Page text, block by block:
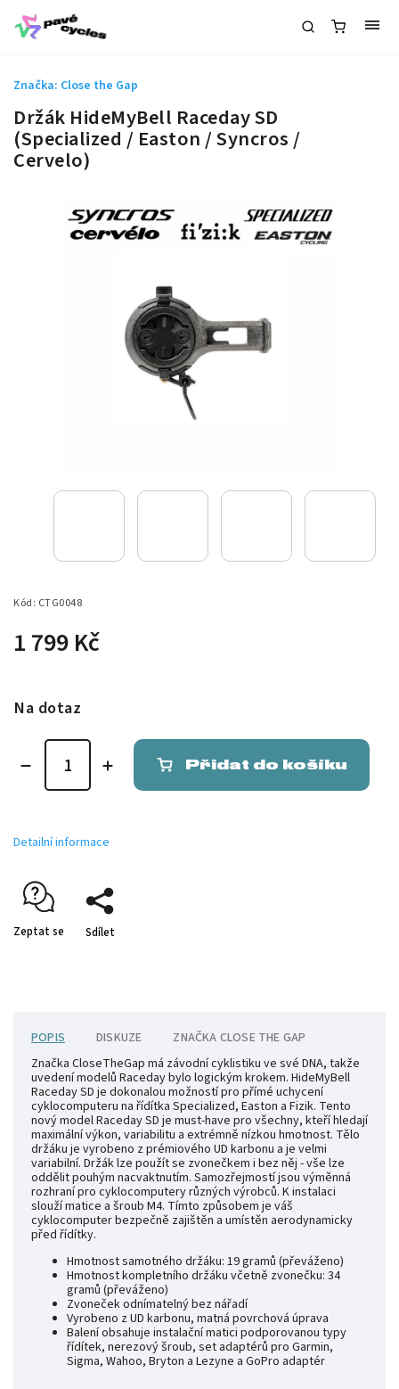
Držák HideMyBell Raceday SD
(Specialized / Easton / Syncros /
Cervelo)
Kód: CTG0048
1 799 Kč
Značka: Close the Gap
Na dotaz
Přidat do košíku
Detailní informace
Zeptat se Sdílet
POPIS DISKUZE ZNAČKA CLOSE THE GAP
Značka CloseTheGap má závodní cyklistiku ve své DNA, takže
uvedení modelů Raceday bylo logickým krokem. HideMyBell
Raceday SD je dokonalou možností pro přímé uchycení
cyklocomputeru na řídítka Specialized, Easton a Fizik. Tento
nový model Raceday SD je must-have pro všechny, kteří hledají
maximální výkon, variabilitu a extrémně nízkou hmotnost. Tělo
držáku je vyrobeno z prémiového UD karbonu a je velmi
variabilní. Držák lze použít se zvonečkem i bez něj - vše lze
oddělit pouhým nacvaktnutím. Samozřejmostí jsou výměnná
rozhraní pro cyklocomputery různých výrobců. K instalaci
slouží matice a šroub M4. Tímto způsobem je váš
cyklocomputer bezpečně zajištěn a umístěn aerodynamicky
před řídítky.
Hmotnost samotného držáku: 19 gramů (převáženo)
Hmotnost kompletního držáku včetně zvonečku: 34
gramů (převáženo)
Zvoneček odnímatelný bez nářadí
Vyrobeno z UD karbonu, matná povrchová úprava
Balení obsahuje instalační matici podporovanou typy
řídítek, nerezový šroub, set adaptérů pro Garmin,
Sigma, Wahoo, Bryton a Lezyne a GoPro adaptér